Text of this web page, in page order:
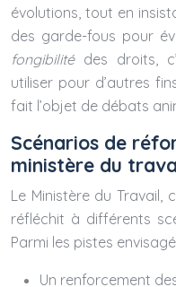
évolutions, tout en
des garde-fous pour
fongibilité des droits,
utiliser pour d’autres
fait l’objet de débats
Scénarios de
ministère du
Le Ministère du Travail,
réfléchit à différents
Parmi les pistes
Un renforcement